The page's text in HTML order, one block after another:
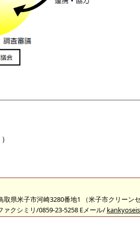
取県米子市河崎3280番地1 （米子市クリーンセ
ァクシミリ/0859-23-5258 Eメール/